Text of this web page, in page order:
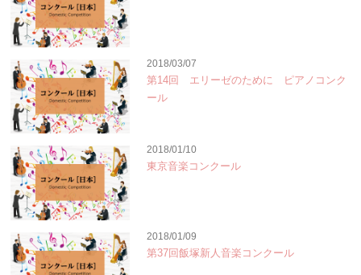
2018/03/07
第14回 エリーゼのために ピアノコンク
ール
2018/01/10
東京音楽コンクール
2018/01/09
第37回飯塚新人音楽コンクール